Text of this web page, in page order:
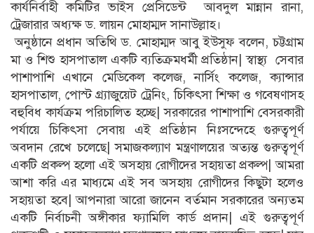
কার্যনির্বাহী কমিটির ভাইস প্রেসিডেন্ট আবদুল মান্নান রানা,
ট্রেজারার অধ্যক্ষ ড. লায়ন মোহাম্মদ সানাউল্লাহ।
অনুষ্ঠানে প্রধান অতিথি ড. মোহাম্মদ আবু ইউসুফ বলেন, চট্টগ্রাম
মা ও শিশু হাসপাতাল একটি ব্যতিক্রমধর্মী প্রতিষ্ঠান| স্বাস্থ্য সেবার
পাশাপাশি এখানে মেডিকেল কলেজ, নার্সিং কলেজ, ক্যান্সার
হাসপাতাল, পোস্ট গ্র্যাজুয়েট ট্রেনিং, চিকিৎসা শিক্ষা ও গবেষণাসহ
বহুবিধ কার্যক্রম পরিচালিত হচ্ছে| সরকারের পাশাপাশি বেসরকারী
পর্যায়ে চিকিৎসা সেবায় এই প্রতিষ্ঠান নিঃসন্দেহে গুরুত্বপূর্ণ
অবদান রেখে চলেছে| সমাজকল্যাণ মন্ত্রণালয়ের অত্যন্ত গুরুত্বপূর্ণ
একটি প্রকল্প হলো এই অসহায় রোগীদের সহায়তা প্রকল্প| আমরা
আশা করি এর মাধ্যমে এই সব অসহায় রোগীদের কিছুটা হলেও
সহায়তা হবে| আপনারা আরো জানেন বর্তমান সরকারের অন্যতম
একটি নির্বাচনী অঙ্গীকার ফ্যামিলি কার্ড প্রদান| এই গুরুত্বপূর্ণ